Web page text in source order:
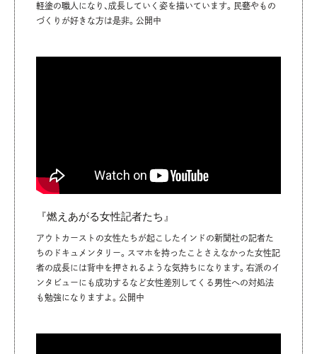
軽塗の職人になり、成長していく姿を描いています。民藝やもの
づくりが好きな方は是非。公開中
『燃えあがる女性記者たち』
アウトカーストの女性たちが起こしたインドの新聞社の記者た
ちのドキュメンタリー。スマホを持ったことさえなかった女性記
者の成長には背中を押されるような気持ちになります。右派のイ
ンタビューにも成功するなど女性差別してくる男性への対処法
も勉強になりますよ。公開中